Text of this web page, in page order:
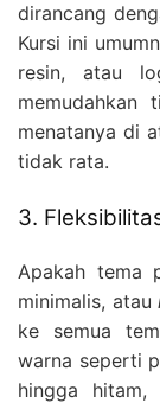
dirancang
Kursi ini
resin, atau
memudahkan
menatanya di
tidak rata.
3.
Apakah tema
minimalis, atau
ke semua
warna seperti
hingga